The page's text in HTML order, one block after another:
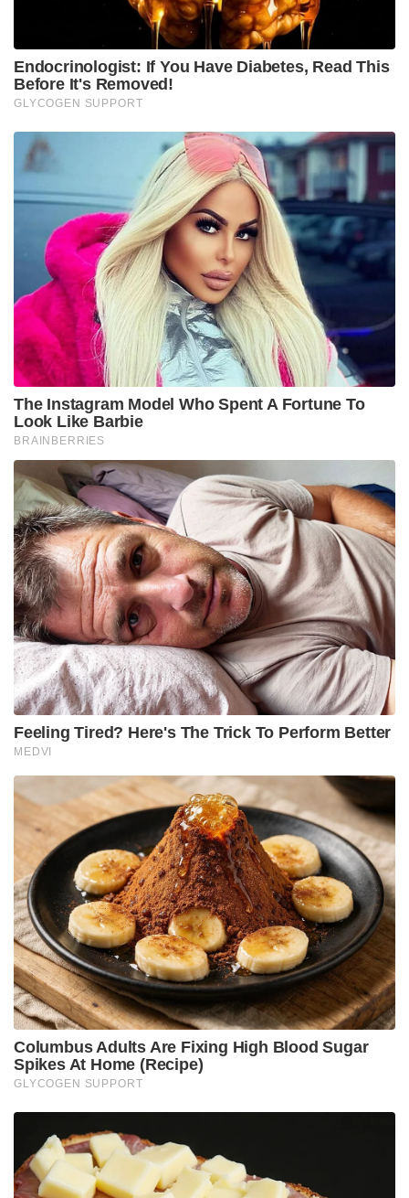
മോഹൻലാൽ ചിത്രം എമ്പുരാൻ മാർച്ച് 27നാണ്
ആഗോള റിലീസിനെത്തുന്നത്. ആദ്യ ഭാഗം ലൂസിഫർ
നേടിയ വിജയത്തേക്കാളും വലിയ ഹിറ്റായി മാറും
എമ്പുരാൻ എന്നാണ് ആരാധകരും സിനിമാ ലോകവും
പ്രതീക്ഷിക്കുന്നത്. മാർച്ച് 27 ന് രാവിലെ ആറ്
മണിയോടെ ആഗോളതലത്തിൽ എമ്പുരാൻ
റിലീസാകും. മൂന്ന് ഭാഗങ്ങളിലായി കഥ പറയുന്ന
സിനിമയുടെ രണ്ടാം ഭാഗമാണ് എമ്പുരാൻ എന്നതും
ശ്രദ്ധേയമാണ്. മലയാള സിനിമ ഇത്ര പ്രതീക്ഷയോടെ
കാത്തിരിക്കുന്ന മറ്റൊരു സിനിമയില്ല.
empuran